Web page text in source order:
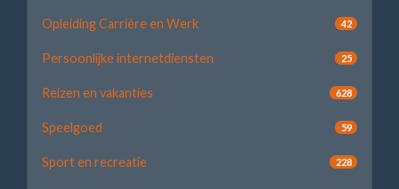
Opleiding Carrière en Werk 42
Persoonlijke internetdiensten 25
Reizen en vakanties 628
Speelgoed 59
Sport en recreatie 228